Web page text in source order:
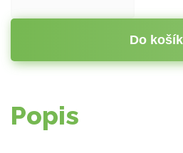
Do
Popis